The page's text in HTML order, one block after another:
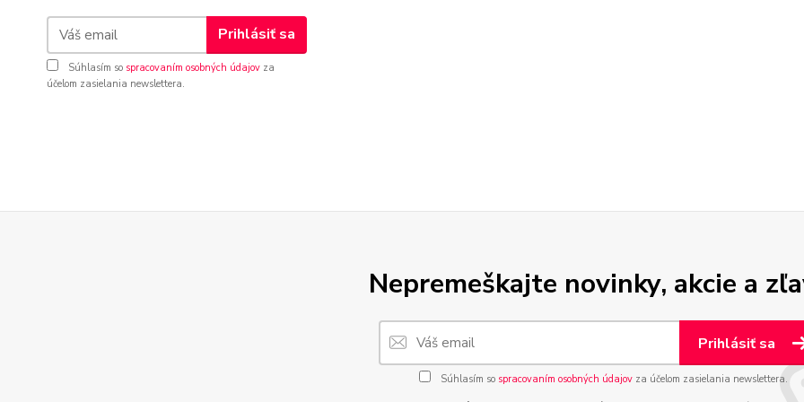
Prihlásiť sa
Súhlasím so spracovaním osobných údajov za
účelom zasielania newslettera.
Nepremeškajte novinky, akcie a
Prihlásiť sa
Súhlasím so spracovaním osobných údajovza účelom zasielania newslettera.